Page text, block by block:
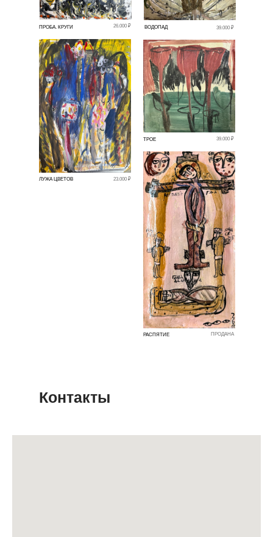
ЛУЖА ЦВЕТОВ 23.000 ₽
ПРОБА. КРУГИ
ТРОЕ
РАСПЯТИЕ ПРОДАНА
39.000 ₽
ВОДОПАД 39.000 ₽
26.000 ₽
Контакты